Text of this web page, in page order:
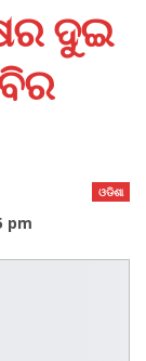
ଦୁଇ
ଓଡିଶା
pm